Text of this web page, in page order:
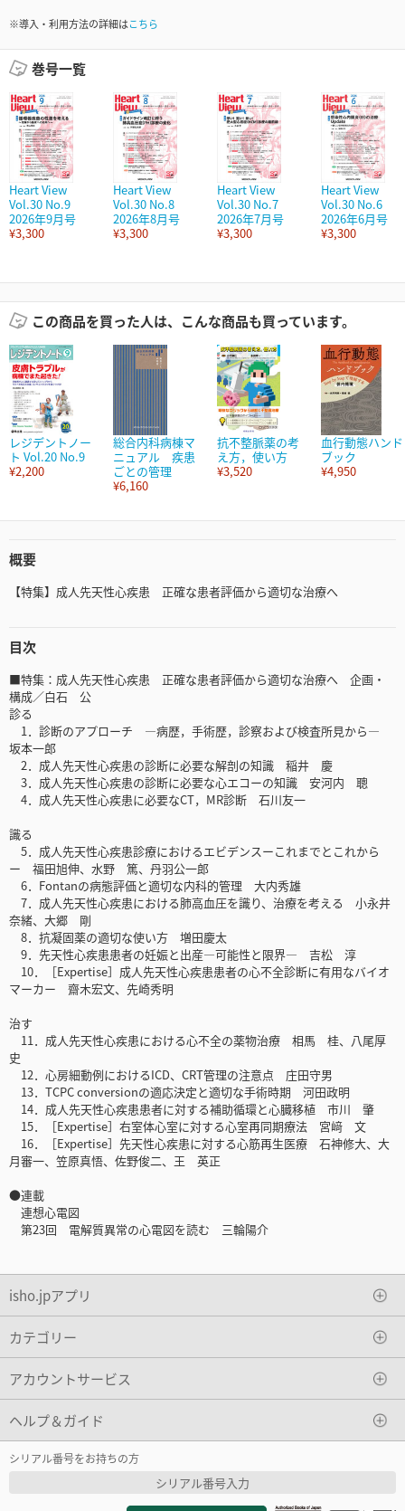
※導入・利用方法の詳細はこちら
巻号一覧
Heart View
Vol.30 No.9
2026年9月号
¥3,300
Heart View
Vol.30 No.8
2026年8月号
¥3,300
Heart View
Vol.30 No.7
2026年7月号
¥3,300
Heart View
Vol.30 No.6
2026年6月号
¥3,300
この商品を買った人は、こんな商品も買っています。
レジデントノー
ト Vol.20 No.9
¥2,200
総合内科病棟マ
ニュアル 疾患
ごとの管理
¥6,160
抗不整脈薬の考
え方，使い方
¥3,520
血行動態ハンド
ブック
¥4,950
概要
【特集】成人先天性心疾患 正確な患者評価から適切な治療へ
目次
■特集：成人先天性心疾患 正確な患者評価から適切な治療へ 企画・
構成／白石 公
診る
1．診断のアプローチ —病歴，手術歴，診察および検査所見から—
坂本一郎
2．成人先天性心疾患の診断に必要な解剖の知識 稲井 慶
3．成人先天性心疾患の診断に必要な心エコーの知識 安河内 聰
4．成人先天性心疾患に必要なCT，MR診断 石川友一
識る
5．成人先天性心疾患診療におけるエビデンスーこれまでとこれから
ー 福田旭伸、水野 篤、丹羽公一郎
6．Fontanの病態評価と適切な内科的管理 大内秀雄
7．成人先天性心疾患における肺高血圧を識り、治療を考える 小永井
奈緒、大郷 剛
8．抗凝固薬の適切な使い方 増田慶太
9．先天性心疾患患者の妊娠と出産—可能性と限界— 吉松 淳
10．［Expertise］成人先天性心疾患患者の心不全診断に有用なバイオ
マーカー 齋木宏文、先崎秀明
治す
11．成人先天性心疾患における心不全の薬物治療 相馬 桂、八尾厚
史
12．心房細動例におけるICD、CRT管理の注意点 庄田守男
13．TCPC conversionの適応決定と適切な手術時期 河田政明
14．成人先天性心疾患患者に対する補助循環と心臓移植 市川 肇
15．［Expertise］右室体心室に対する心室再同期療法 宮﨑 文
16．［Expertise］先天性心疾患に対する心筋再生医療 石神修大、大
月審一、笠原真悟、佐野俊二、王 英正
●連載
連想心電図
第23回 電解質異常の心電図を読む 三輪陽介
isho.jpアプリ
カテゴリー
アカウントサービス
ヘルプ＆ガイド
シリアル番号をお持ちの方
シリアル番号入力